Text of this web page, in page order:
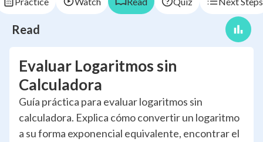
Read
Evaluar Logaritmos sin
Calculadora
Guía práctica para evaluar logaritmos sin
calculadora. Explica cómo convertir un logaritmo
a su forma exponencial equivalente, encontrar el